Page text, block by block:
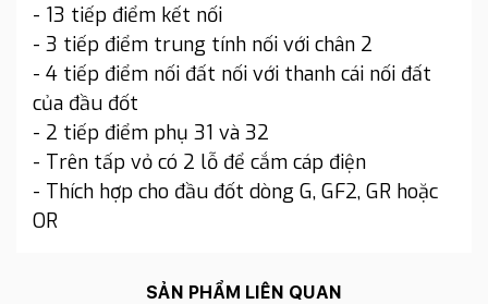
- 13 tiếp điểm kết nối
- 3 tiếp điểm trung tính nối với chân 2
- 4 tiếp điểm nối đất nối với thanh cái nối đất
của đầu đốt
- 2 tiếp điểm phụ 31 và 32
- Trên tấp vỏ có 2 lỗ để cắm cáp điện
- Thích hợp cho đầu đốt dòng G, GF2, GR hoặc
OR
SẢN PHẨM LIÊN QUAN